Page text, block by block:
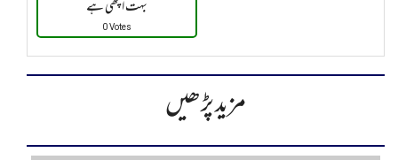
بہت اچھی ہے
0 Votes
مزید پڑھیں